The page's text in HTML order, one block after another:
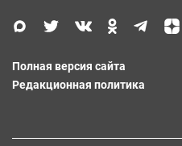
Полная версия сайта
Редакционная политика